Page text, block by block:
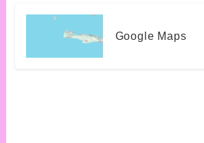
Google Maps